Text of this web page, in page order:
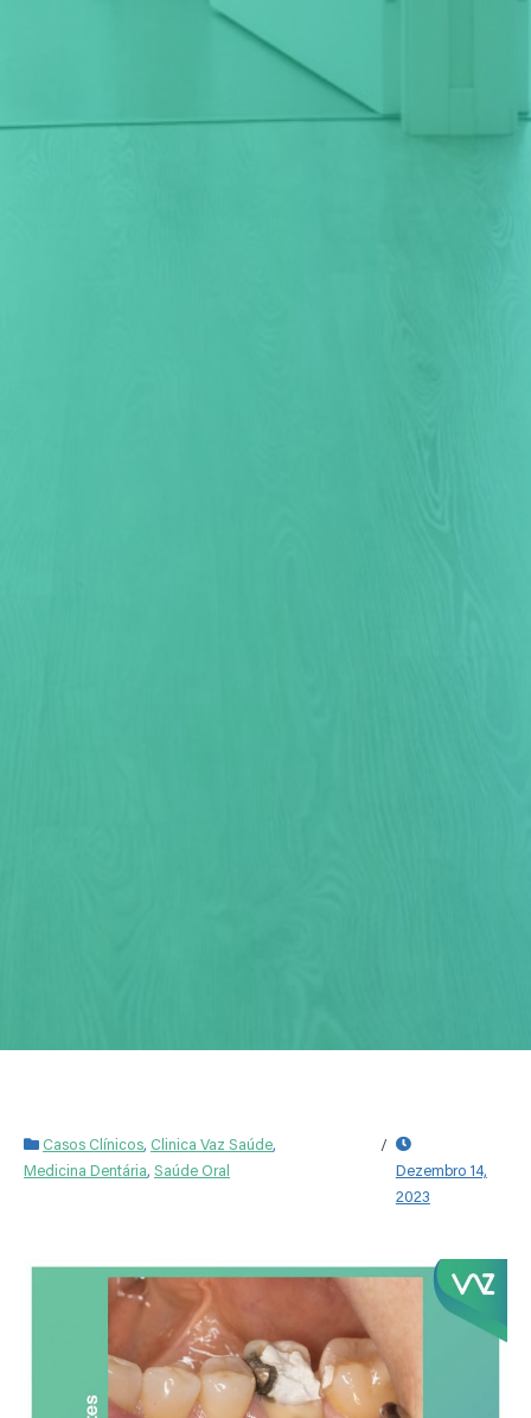
Casos Clínicos, Clinica Vaz Saúde,
Medicina Dentária, Saúde Oral
/
Dezembro 14,
2023